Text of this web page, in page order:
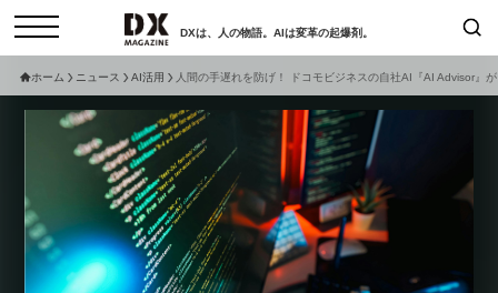
DXは、人の物語。AIは変革の起爆剤。
コラム インタビュー
セミナー ニュース
サービスメニュー 日本オムニチャネル協会
トップページ
現在開催予定のセミナー
ホーム ニュース AI活用 人間の手遅れを防げ！ ドコモビジネスの自社AI『AI Advisor』